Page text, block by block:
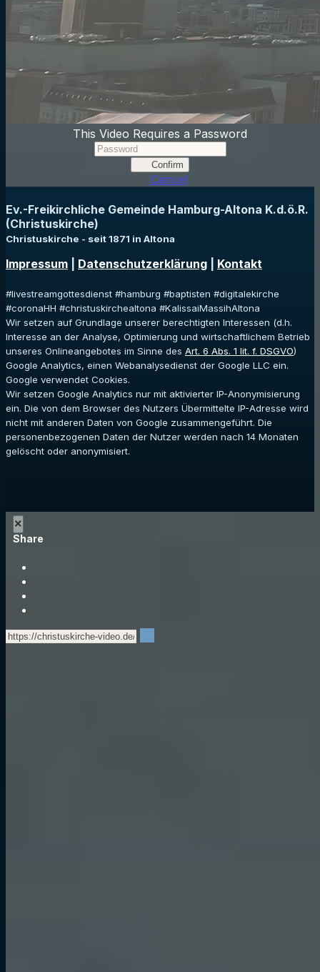
This Video Requires a Password
Confirm
Cancel
Ev.-Freikirchliche Gemeinde Hamburg-Altona K.d.ö.R.
(Christuskirche)
Christuskirche - seit 1871 in Altona
Impressum Datenschutzerklärung Kontakt
#livestreamgottesdienst #hamburg #baptisten #digitalekirche
#coronaHH #christuskirchealtona #KalissaiMassihAltona
Wir setzen auf Grundlage unserer berechtigten Interessen (d.h.
Interesse an der Analyse, Optimierung und wirtschaftlichem Betrieb
unseres Onlineangebotes im Sinne des Art. 6 Abs. 1 lit. f. DSGVO)
Google Analytics, einen Webanalysedienst der Google LLC ein.
Google verwendet Cookies.
Wir setzen Google Analytics nur mit aktivierter IP-Anonymisierung
ein. Die von dem Browser des Nutzers Übermittelte IP-Adresse wird
nicht mit anderen Daten von Google zusammengeführt. Die
personenbezogenen Daten der Nutzer werden nach 14 Monaten
gelöscht oder anonymisiert.
×
Share